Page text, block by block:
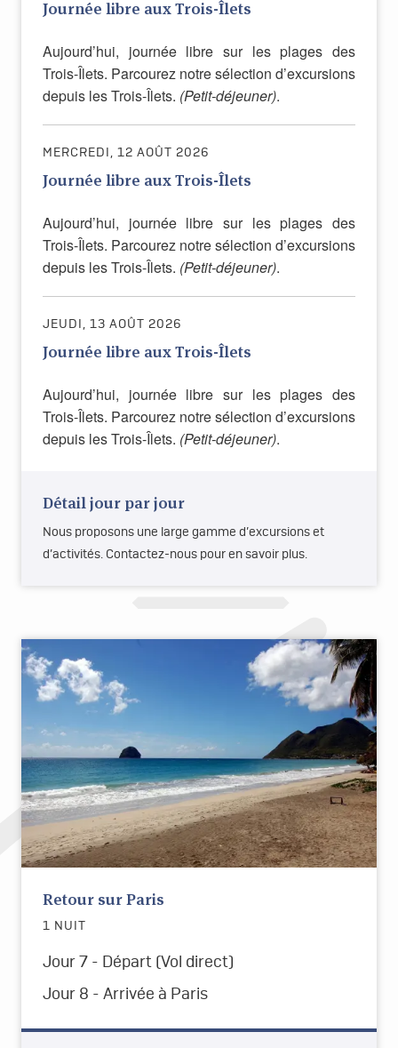
Journée libre aux Trois-Îlets
Aujourd’hui, journée libre sur les plages des
Trois-Îlets. Parcourez notre sélection d’excursions
depuis les Trois-Îlets. (Petit-déjeuner).
MERCREDI, 12 AOÛT 2026
Journée libre aux Trois-Îlets
Aujourd’hui, journée libre sur les plages des
Trois-Îlets. Parcourez notre sélection d’excursions
depuis les Trois-Îlets. (Petit-déjeuner).
JEUDI, 13 AOÛT 2026
Journée libre aux Trois-Îlets
Aujourd’hui, journée libre sur les plages des
Trois-Îlets. Parcourez notre sélection d’excursions
depuis les Trois-Îlets. (Petit-déjeuner).
Détail jour par jour
Nous proposons une large gamme d’excursions et
d’activités. Contactez-nous pour en savoir plus.
Retour sur Paris
1 NUIT
Jour 7 - Départ (Vol direct)
Jour 8 - Arrivée à Paris